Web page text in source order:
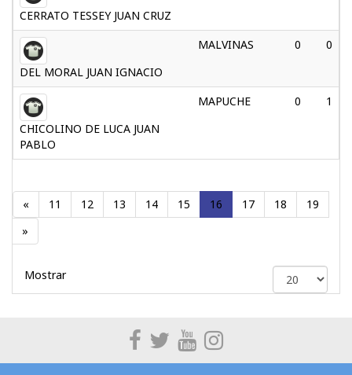
CERRATO TESSEY JUAN CRUZ
DEL MORAL JUAN IGNACIO
MALVINAS 0 0
CHICOLINO DE LUCA JUAN
PABLO
MAPUCHE 0 1
« 11 12 13 14 15 16 17 18
19
»
Mostrar